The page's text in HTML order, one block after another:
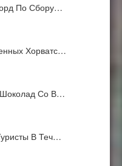
По Сбору…
Хорватс…
Шоколад Со В…
В Теч…